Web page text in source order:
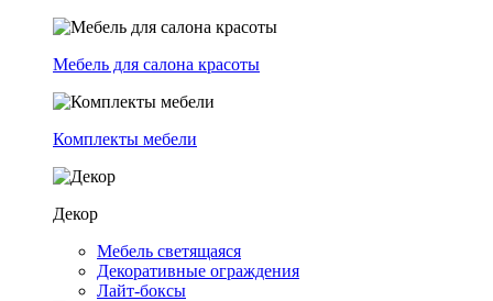
Мебель для салона красоты
Комплекты мебели
Декор
Мебель светящаяся
Декоративные ограждения
Лайт-боксы